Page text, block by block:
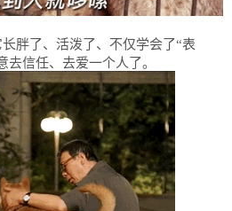
胖了、活泼了、不仅学会了“表
去信任、去爱一个人了。